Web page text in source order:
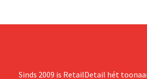
Sinds 2009 is RetailDetail hét